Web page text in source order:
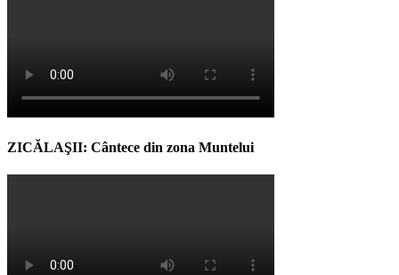
ZICĂLAŞII: Cântece din zona Muntelui